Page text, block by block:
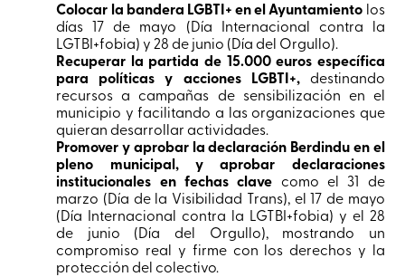
Colocar la bandera LGBTI+ en el Ayuntamiento los
días 17 de mayo (Día Internacional contra la
LGTBI+fobia) y 28 de junio (Día del Orgullo).
Recuperar la partida de 15.000 euros específica
para políticas y acciones LGBTI+, destinando
recursos a campañas de sensibilización en el
municipio y facilitando a las organizaciones que
quieran desarrollar actividades.
Promover y aprobar la declaración Berdindu en el
pleno municipal, y aprobar declaraciones
institucionales en fechas clave como el 31 de
marzo (Día de la Visibilidad Trans), el 17 de mayo
(Día Internacional contra la LGTBI+fobia) y el 28
de junio (Día del Orgullo), mostrando un
compromiso real y firme con los derechos y la
protección del colectivo.